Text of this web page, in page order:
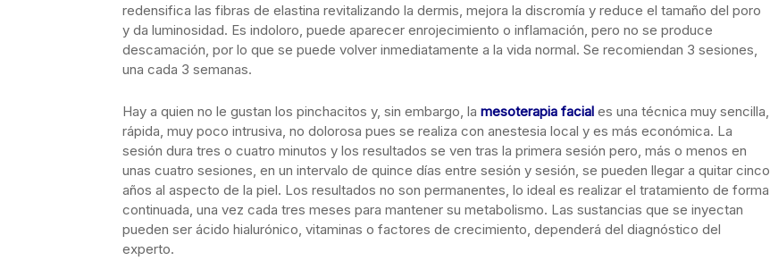
redensifica las fibras de elastina revitalizando la dermis, mejora la discromía y reduce el tamaño del poro
y da luminosidad. Es indoloro, puede aparecer enrojecimiento o inflamación, pero no se produce
descamación, por lo que se puede volver inmediatamente a la vida normal. Se recomiendan 3 sesiones,
una cada 3 semanas.
Hay a quien no le gustan los pinchacitos y, sin embargo, la mesoterapia facial es una técnica muy sencilla,
rápida, muy poco intrusiva, no dolorosa pues se realiza con anestesia local y es más económica. La
sesión dura tres o cuatro minutos y los resultados se ven tras la primera sesión pero, más o menos en
unas cuatro sesiones, en un intervalo de quince días entre sesión y sesión, se pueden llegar a quitar cinco
años al aspecto de la piel. Los resultados no son permanentes, lo ideal es realizar el tratamiento de forma
continuada, una vez cada tres meses para mantener su metabolismo. Las sustancias que se inyectan
pueden ser ácido hialurónico, vitaminas o factores de crecimiento, dependerá del diagnóstico del
experto.